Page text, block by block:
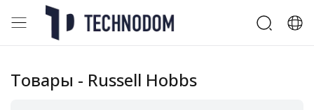
Товары - Russell Hobbs